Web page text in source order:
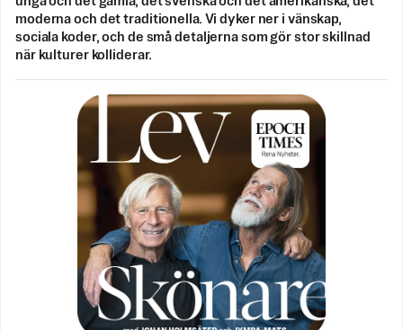
moderna och det traditionella. Vi dyker ner i vänskap,
sociala koder, och de små detaljerna som gör stor skillnad
när kulturer kolliderar.